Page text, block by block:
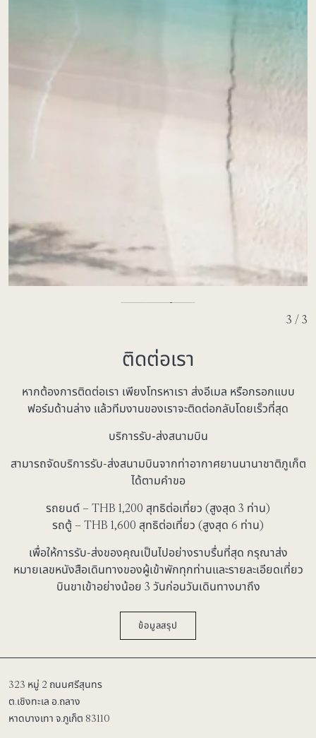
3 / 3
ติดต่อเรา
หากต้องการติดต่อเรา เพียงโทรหาเรา ส่งอีเมล หรือกรอกแบบ
ฟอร์มด้านล่าง แล้วทีมงานของเราจะติดต่อกลับโดยเร็วที่สุด
บริการรับ-ส่งสนามบิน
สามารถจัดบริการรับ-ส่งสนามบินจากท่าอากาศยานนานาชาติภูเก็ต
ได้ตามคำขอ
รถยนต์ – THB 1,200 สุทธิต่อเที่ยว (สูงสุด 3 ท่าน)
รถตู้ – THB 1,600 สุทธิต่อเที่ยว (สูงสุด 6 ท่าน)
เพื่อให้การรับ-ส่งของคุณเป็นไปอย่างราบรื่นที่สุด กรุณาส่ง
หมายเลขหนังสือเดินทางของผู้เข้าพักทุกท่านและรายละเอียดเที่ยว
บินขาเข้าอย่างน้อย 3 วันก่อนวันเดินทางมาถึง
ข้อมูลสรุป
323 หมู่ 2 ถนนศรีสุนทร
ต.เชิงทะเล อ.ถลาง
หาดบางเทา จ.ภูเก็ต 83110